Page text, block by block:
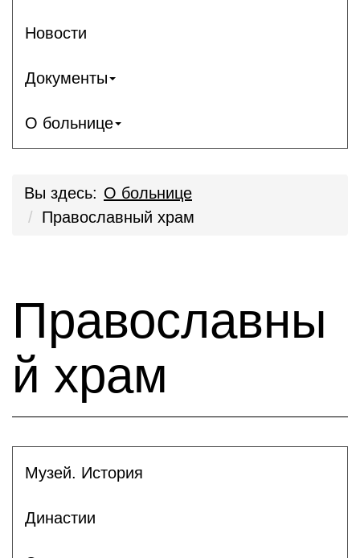
Новости
Документы
О больнице
Вы здесь: О больнице
Православный храм
Православны
й храм
Музей. История
Династии